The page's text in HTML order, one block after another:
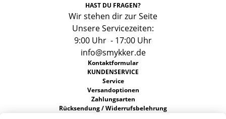
HAST DU FRAGEN?
Wir stehen dir zur Seite
Unsere Servicezeiten:
9:00 Uhr - 17:00 Uhr
info@smykker.de
Kontaktformular
KUNDENSERVICE
Service
Versandoptionen
Zahlungsarten
Rücksendung / Widerrufsbelehrung